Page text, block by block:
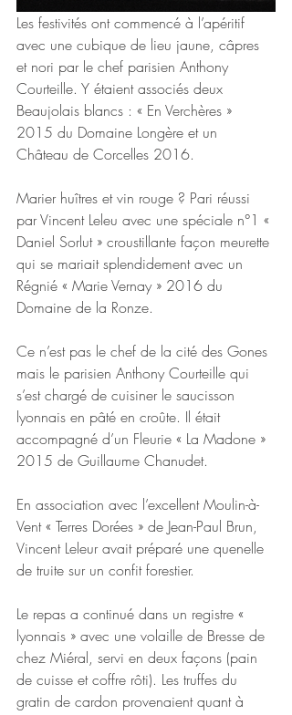
Les festivités ont commencé à l’apéritif
avec une cubique de lieu jaune, câpres
et nori par le chef parisien Anthony
Courteille. Y étaient associés deux
Beaujolais blancs : « En Verchères »
2015 du Domaine Longère et un
Château de Corcelles 2016.
Marier huîtres et vin rouge ? Pari réussi
par Vincent Leleu avec une spéciale n°1 «
Daniel Sorlut » croustillante façon meurette
qui se mariait splendidement avec un
Régnié « Marie Vernay » 2016 du
Domaine de la Ronze.
Ce n’est pas le chef de la cité des Gones
mais le parisien Anthony Courteille qui
s’est chargé de cuisiner le saucisson
lyonnais en pâté en croûte. Il était
accompagné d’un Fleurie « La Madone »
2015 de Guillaume Chanudet.
En association avec l’excellent Moulin-à-
Vent « Terres Dorées » de Jean-Paul Brun,
Vincent Leleur avait préparé une quenelle
de truite sur un confit forestier.
Le repas a continué dans un registre «
lyonnais » avec une volaille de Bresse de
chez Miéral, servi en deux façons (pain
de cuisse et coffre rôti). Les truffes du
gratin de cardon provenaient quant à